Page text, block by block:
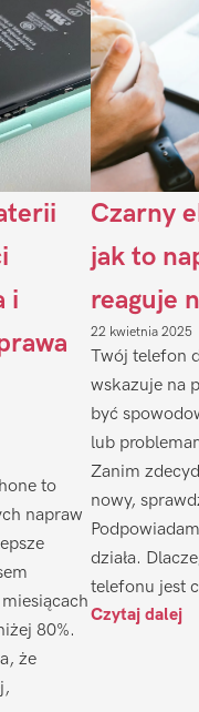
i
to
napraw
80%.
że
Czarny
jak to
reaguje
22 kwietnia 2025
Twój telefon
wskazuje na
być
lub
Zanim
nowy,
działa.
telefonu jest
Czytaj dalej